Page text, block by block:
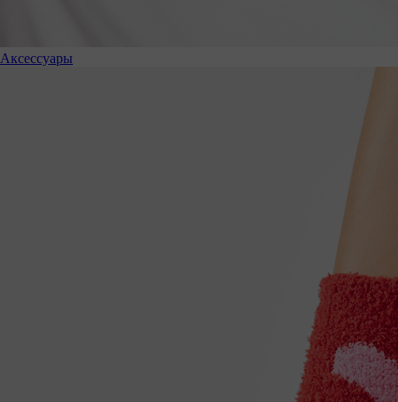
Аксессуары